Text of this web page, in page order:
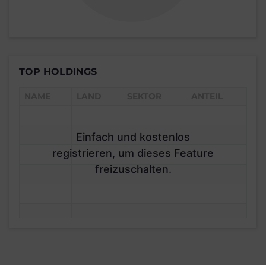
TOP HOLDINGS
Einfach und kostenlos
registrieren, um dieses Feature
freizuschalten.